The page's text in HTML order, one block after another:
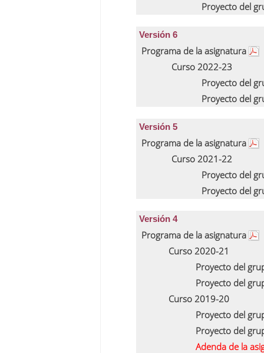
Proyecto del
Versión 6
Programa de la asignatura
Curso 2022-23
Proyecto del
Proyecto del
Versión 5
Programa de la asignatura
Curso 2021-22
Proyecto del
Proyecto del
Versión 4
Programa de la asignatura
Curso 2020-21
Proyecto del
Proyecto del
Curso 2019-20
Proyecto del
Proyecto del
Adenda de la